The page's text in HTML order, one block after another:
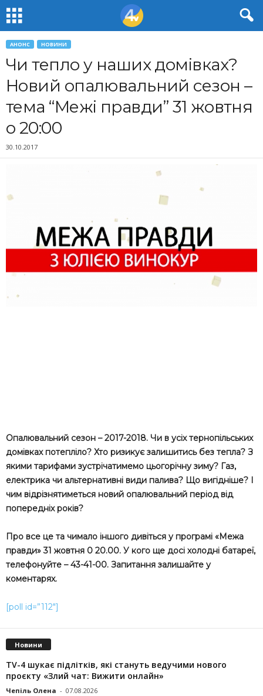
АНОНС НОВИНИ
Чи тепло у наших домівках?
Новий опалювальний сезон –
тема “Межі правди” 31 жовтня
о 20:00
30.10.2017
Опалювальний сезон – 2017-2018. Чи в усіх тернопільських
домівках потепліло? Хто ризикує залишитись без тепла? З
якими тарифами зустрічатимемо цьогорічну зиму? Газ,
електрика чи альтернативні види палива? Що вигідніше? І
чим відрізнятиметься новий опалювальний період від
попередніх років?
Про все це та чимало іншого дивіться у програмі «Межа
правди» 31 жовтня 0 20.00. У кого ще досі холодні батареї,
телефонуйте – 43-41-00. Запитання залишайте у
коментарях.
[poll id=”112″]
Новини
TV-4 шукає підлітків, які стануть ведучими нового
проєкту «Злий чат: Вижити онлайн»
Чепіль Олена - 07.08.2026